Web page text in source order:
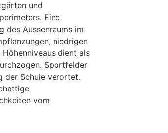
und
Eine
des Aussenraums im
niedrigen
dient als
Sportfelder
der Schule verortet.
vom